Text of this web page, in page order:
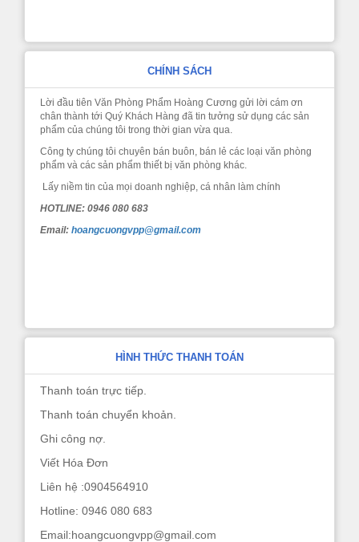
CHÍNH SÁCH
Lời đầu tiên Văn Phòng Phẩm Hoàng Cương gửi lời cám ơn
chân thành tới Quý Khách Hàng đã tin tưởng sử dụng các sản
phẩm của chúng tôi trong thời gian vừa qua.
Công ty chúng tôi chuyên bán buôn, bán lẻ các loại văn phòng
phẩm và các sản phẩm thiết bị văn phòng khác.
Lấy niềm tin của mọi doanh nghiệp, cá nhân làm chính
HOTLINE: 0946 080 683
Email:hoangcuongvpp@gmail.com
HÌNH THỨC THANH TOÁN
Thanh toán trực tiếp.
Thanh toán chuyển khoản.
Ghi công nợ.
Viết Hóa Đơn
Liên hệ :0904564910
Hotline: 0946 080 683
Email:hoangcuongvpp@gmail.com